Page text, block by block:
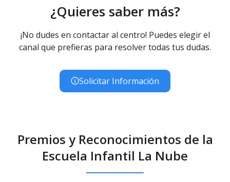
¿Quieres saber más?
¡No dudes en contactar al centro! Puedes elegir el
canal que prefieras para resolver todas tus dudas.
Solicitar Información
Premios y Reconocimientos de la
Escuela Infantil La Nube